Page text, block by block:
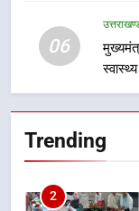
06
कांवड़
Trending
3